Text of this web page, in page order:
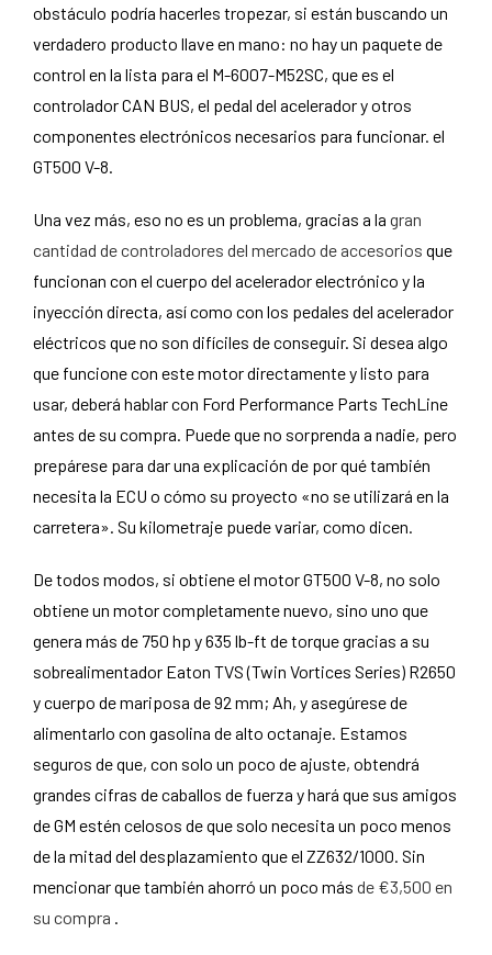
obstáculo podría hacerles tropezar, si están buscando un
verdadero producto llave en mano: no hay un paquete de
control en la lista para el M-6007-M52SC, que es el
controlador CAN BUS, el pedal del acelerador y otros
componentes electrónicos necesarios para funcionar. el
GT500 V-8.
Una vez más, eso no es un problema, gracias a la gran
cantidad de controladores del mercado de accesorios que
funcionan con el cuerpo del acelerador electrónico y la
inyección directa, así como con los pedales del acelerador
eléctricos que no son difíciles de conseguir. Si desea algo
que funcione con este motor directamente y listo para
usar, deberá hablar con Ford Performance Parts TechLine
antes de su compra. Puede que no sorprenda a nadie, pero
prepárese para dar una explicación de por qué también
necesita la ECU o cómo su proyecto «no se utilizará en la
carretera». Su kilometraje puede variar, como dicen.
De todos modos, si obtiene el motor GT500 V-8, no solo
obtiene un motor completamente nuevo, sino uno que
genera más de 750 hp y 635 lb-ft de torque gracias a su
sobrealimentador Eaton TVS (Twin Vortices Series) R2650
y cuerpo de mariposa de 92 mm; Ah, y asegúrese de
alimentarlo con gasolina de alto octanaje. Estamos
seguros de que, con solo un poco de ajuste, obtendrá
grandes cifras de caballos de fuerza y ​​hará que sus amigos
de GM estén celosos de que solo necesita un poco menos
de la mitad del desplazamiento que el ZZ632/1000. Sin
mencionar que también ahorró un poco más de €3,500 en
su compra .